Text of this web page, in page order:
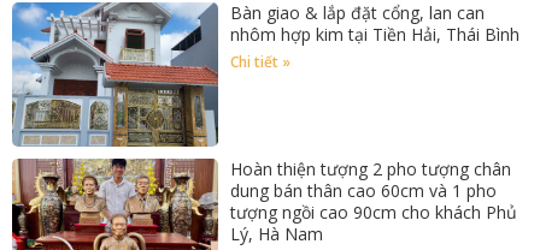
Bàn giao & lắp đặt cổng, lan can
nhôm hợp kim tại Tiền Hải, Thái Bình
Chi tiết »
Hoàn thiện tượng 2 pho tượng chân
dung bán thân cao 60cm và 1 pho
tượng ngồi cao 90cm cho khách Phủ
Lý, Hà Nam